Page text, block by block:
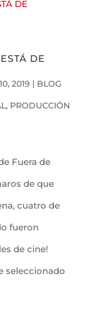
DE
2019 | BLOG
, PRODUCCIÓN
Fuera de
de que
cuatro de
fueron
de cine!
seleccionado